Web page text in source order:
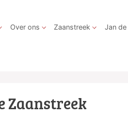
Over ons Zaanstreek Jan de
Zaanstreek